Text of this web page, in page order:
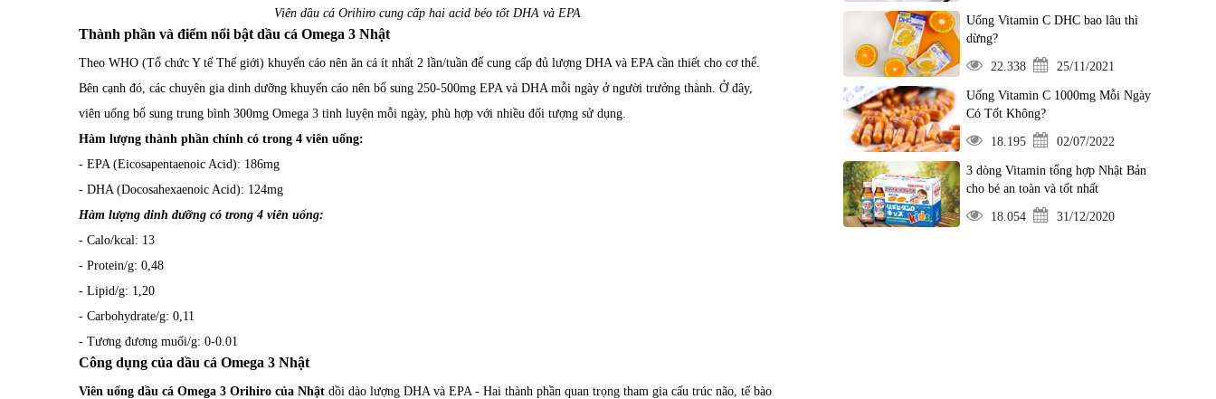
Viên dầu cá Orihiro cung cấp hai acid béo tốt DHA và EPA
Thành phần và điểm nổi bật dầu cá Omega 3 Nhật
Theo WHO (Tổ chức Y tế Thế giới) khuyến cáo nên ăn cá ít nhất 2 lần/tuần để cung cấp đủ lượng DHA và EPA cần thiết cho cơ thể.
Bên cạnh đó, các chuyên gia dinh dưỡng khuyến cáo nên bổ sung 250-500mg EPA và DHA mỗi ngày ở người trưởng thành. Ở đây,
viên uống bổ sung trung bình 300mg Omega 3 tinh luyện mỗi ngày, phù hợp với nhiều đối tượng sử dụng.
Hàm lượng thành phần chính có trong 4 viên uống:
- EPA (Eicosapentaenoic Acid): 186mg
- DHA (Docosahexaenoic Acid): 124mg
Hàm lượng dinh dưỡng có trong 4 viên uống:
- Calo/kcal: 13
- Protein/g: 0,48
- Lipid/g: 1,20
- Carbohydrate/g: 0,11
- Tương đương muối/g: 0-0.01
Công dụng của dầu cá Omega 3 Nhật
Viên uống dầu cá Omega 3 Orihiro của Nhật dồi dào lượng DHA và EPA - Hai thành phần quan trọng tham gia cấu trúc não, tế bào
Uống Vitamin C DHC bao lâu thì
dừng?
22.338 25/11/2021
Uống Vitamin C 1000mg Mỗi Ngày
Có Tốt Không?
18.195 02/07/2022
3 dòng Vitamin tổng hợp Nhật Bản
cho bé an toàn và tốt nhất
18.054 31/12/2020